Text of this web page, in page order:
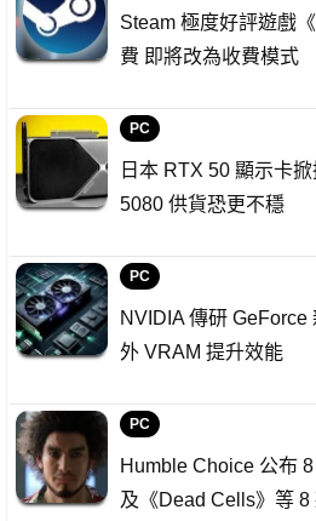
Steam 極度好評遊戲
費 即將改為收費模式
PC
日本 RTX 50 顯示卡
5080 供貨恐更不穩
PC
NVIDIA 傳研
外 VRAM 提升效能
PC
Humble Choice 公布
及《Dead Cells》等 8